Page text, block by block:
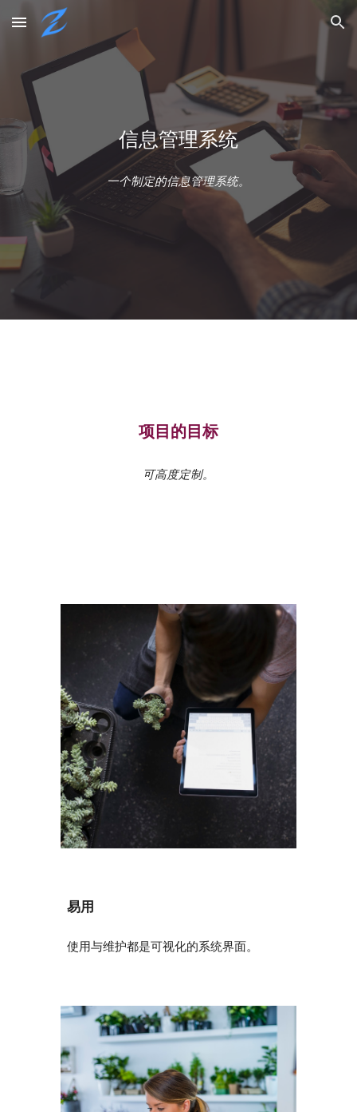
Skip to main content Skip to navigation
信息管理系统
一个制定的信息管理系统。
项目的目标
可高度定制。
易用
使用与维护都是可视化的系统界面。